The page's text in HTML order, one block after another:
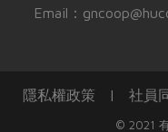
Email：
隱私權政策 | 社員
© 2021